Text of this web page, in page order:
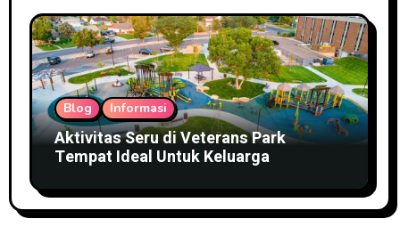
Blog Informasi
Aktivitas Seru di Veterans Park
Tempat Ideal Untuk Keluarga